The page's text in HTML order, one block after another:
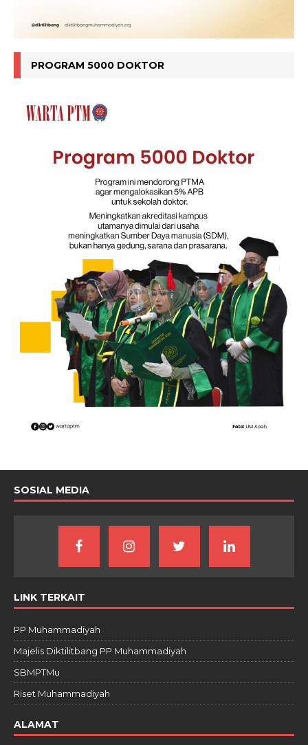
PROGRAM 5000 DOKTOR
SOSIAL MEDIA
LINK TERKAIT
PP Muhammadiyah
Majelis Diktilitbang PP Muhammadiyah
SBMPTMu
Riset Muhammadiyah
ALAMAT